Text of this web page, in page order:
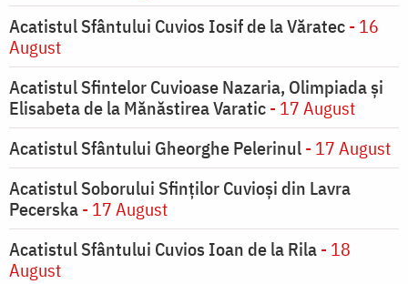
Acatistul Sfântului Cuvios Iosif de la Văratec- 16
August
Acatistul Sfintelor Cuvioase Nazaria, Olimpiada și
Elisabeta de la Mănăstirea Varatic- 17 August
Acatistul Sfântului Gheorghe Pelerinul- 17 August
Acatistul Soborului Sfinților Cuvioși din Lavra
Pecerska- 17 August
Acatistul Sfântului Cuvios Ioan de la Rila- 18
August